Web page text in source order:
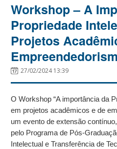
Workshop – A
Propriedade
Projetos
27/02/2024 13:39
O Workshop “A importância da
em projetos acadêmicos e de
um evento de extensão
pelo Programa de Pós-
Intelectual e Transferência de